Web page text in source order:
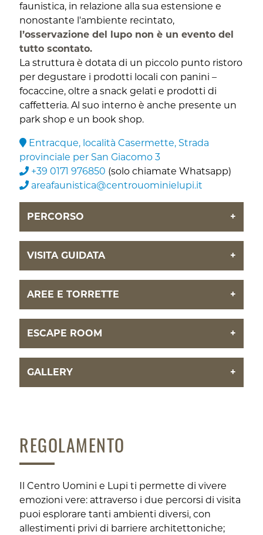
faunistica, in relazione alla sua estensione e
nonostante l'ambiente recintato,
l’osservazione del lupo non è un evento del
tutto scontato.
La struttura è dotata di un piccolo punto ristoro
per degustare i prodotti locali con panini –
focaccine, oltre a snack gelati e prodotti di
caffetteria. Al suo interno è anche presente un
park shop e un book shop.
Entracque, località Casermette, Strada
provinciale per San Giacomo 3
+39 0171 976850 (solo chiamate Whatsapp)
areafaunistica@centrouominielupi.it
PERCORSO +
VISITA GUIDATA +
AREE E TORRETTE +
ESCAPE ROOM +
GALLERY +
REGOLAMENTO
Il Centro Uomini e Lupi ti permette di vivere
emozioni vere: attraverso i due percorsi di visita
puoi esplorare tanti ambienti diversi, con
allestimenti privi di barriere architettoniche;